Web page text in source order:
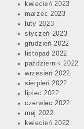
kwiecień 2023
marzec 2023
luty 2023
styczeń 2023
grudzień 2022
listopad 2022
październik 2022
wrzesień 2022
sierpień 2022
lipiec 2022
czerwiec 2022
maj 2022
kwiecień 2022